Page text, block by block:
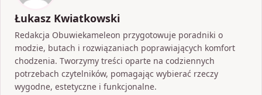
Łukasz Kwiatkowski
Redakcja Obuwiekameleon przygotowuje poradniki o
modzie, butach i rozwiązaniach poprawiających komfort
chodzenia. Tworzymy treści oparte na codziennych
potrzebach czytelników, pomagając wybierać rzeczy
wygodne, estetyczne i funkcjonalne.